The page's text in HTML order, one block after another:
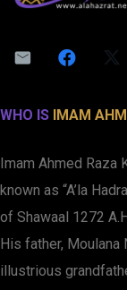
WHO IS IMAM
Imam Ahmed Raza
known as “A’la
of Shawaal 1272
His father, Moulana
illustrious